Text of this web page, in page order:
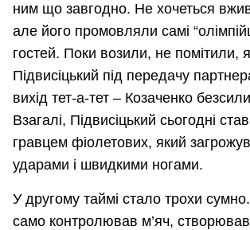
ним що завгодно. Не хочеться
але його промовляли самі
гостей. Поки возили, не помітили,
Підвисіцький під передачу
вихід тет-а-тет – Козаченко
Взагалі, Підвисіцький сьогодні
гравцем фіолетових, який
ударами і швидкими ногами.
У другому таймі стало трохи
само контролював м’яч, створював